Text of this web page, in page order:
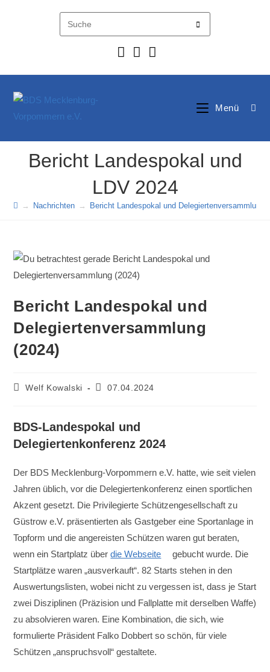
Menü
Bericht Landespokal und
LDV 2024
→ Nachrichten → Bericht Landespokal und Delegiertenversammlung
Bericht Landespokal und
Delegiertenversammlung
(2024)
Beitrags-
Welf Kowalski
Beitrag
07.04.2024
BDS-Landespokal und
Delegiertenkonferenz 2024
Der BDS Mecklenburg-Vorpommern e.V. hatte, wie seit vielen
Jahren üblich, vor die Delegiertenkonferenz einen sportlichen
Akzent gesetzt. Die Privilegierte Schützengesellschaft zu
Güstrow e.V. präsentierten als Gastgeber eine Sportanlage in
Topform und die angereisten Schützen waren gut beraten,
wenn ein Startplatz überdie Webseite
gebucht wurde. Die
Startplätze waren „ausverkauft“. 82 Starts stehen in den
Auswertungslisten, wobei nicht zu vergessen ist, dass je Start
zwei Disziplinen (Präzision und Fallplatte mit derselben Waffe)
zu absolvieren waren. Eine Kombination, die sich, wie
formulierte Präsident Falko Dobbert so schön, für viele
Schützen „anspruchsvoll“ gestaltete.